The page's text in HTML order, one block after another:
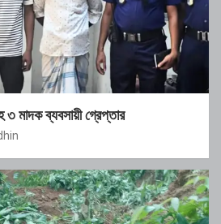
মাদক ব্যবসায়ী গ্রেপ্তার